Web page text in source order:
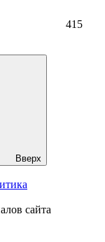
415
Вверх
сайта